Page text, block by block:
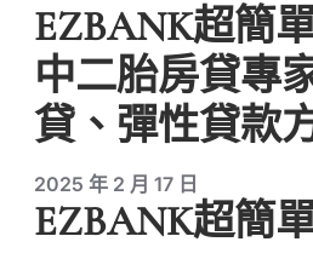
EZBANK超簡
中二胎房貸專
貸、彈性貸款
2025 年 2 月 17 日
EZBANK超簡